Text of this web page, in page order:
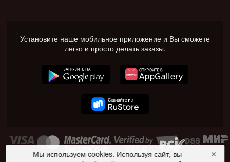
Установите наше мобильное приложение и Вы сможете
легко и просто делать заказы.
Мы используем cookies. Используя сайт, вы
✕